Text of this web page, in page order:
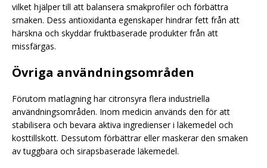
vilket hjälper till att balansera smakprofiler och förbättra
smaken. Dess antioxidanta egenskaper hindrar fett från att
härskna och skyddar fruktbaserade produkter från att
missfärgas.
Övriga användningsområden
Förutom matlagning har citronsyra flera industriella
användningsområden. Inom medicin används den för att
stabilisera och bevara aktiva ingredienser i läkemedel och
kosttillskott. Dessutom förbättrar eller maskerar den smaken
av tuggbara och sirapsbaserade läkemedel.